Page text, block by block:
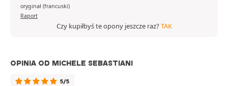
oryginał (francuski)
Raport
Czy kupiłbyś te opony jeszcze raz?TAK
OPINIA OD MICHELE SEBASTIANI
5/5